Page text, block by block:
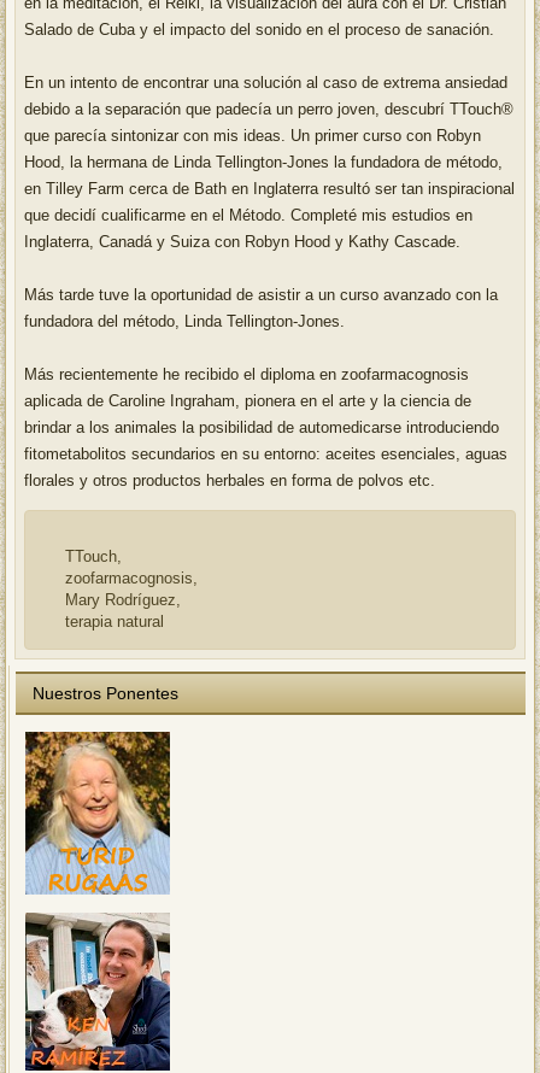
Salado de Cuba y el impacto del sonido en el proceso de sanación.
En un intento de encontrar una solución al caso de extrema ansiedad
debido a la separación que padecía un perro joven, descubrí TTouch®
que parecía sintonizar con mis ideas. Un primer curso con Robyn
Hood, la hermana de Linda Tellington-Jones la fundadora de método,
en Tilley Farm cerca de Bath en Inglaterra resultó ser tan inspiracional
que decidí cualificarme en el Método. Completé mis estudios en
Inglaterra, Canadá y Suiza con Robyn Hood y Kathy Cascade.
Más tarde tuve la oportunidad de asistir a un curso avanzado con la
fundadora del método, Linda Tellington-Jones.
Más recientemente he recibido el diploma en zoofarmacognosis
aplicada de Caroline Ingraham, pionera en el arte y la ciencia de
brindar a los animales la posibilidad de automedicarse introduciendo
fitometabolitos secundarios en su entorno: aceites esenciales, aguas
florales y otros productos herbales en forma de polvos etc.
TTouch,
zoofarmacognosis,
Mary Rodríguez,
terapia natural
Nuestros Ponentes